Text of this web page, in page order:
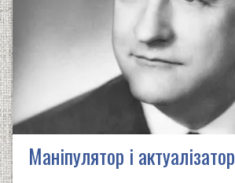
Маніпулятор і актуалізатор